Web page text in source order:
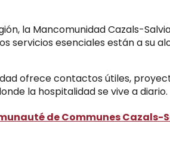
la Mancomunidad Cazals-
servicios esenciales están a su
ofrece contactos útiles,
la hospitalidad se vive a diario.
de Communes Cazals-